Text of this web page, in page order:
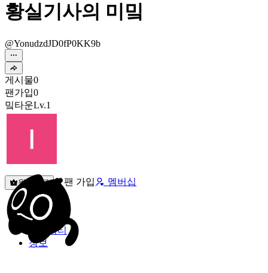
황실기사의 미밐
@YonudzdJD0fP0KK9b
게시물0
팬가입0
밐타운Lv.1
원픽선택 팬 가입 멤버십
밐타운
피드
커뮤니티
정보